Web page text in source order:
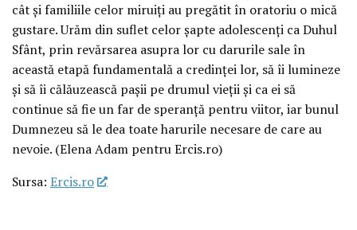
cât și familiile celor miruiți au pregătit în oratoriu o mică
gustare. Urăm din suflet celor șapte adolescenți ca Duhul
Sfânt, prin revărsarea asupra lor cu darurile sale în
această etapă fundamentală a credinței lor, să îi lumineze
și să îi călăuzească pașii pe drumul vieții și ca ei să
continue să fie un far de speranță pentru viitor, iar bunul
Dumnezeu să le dea toate harurile necesare de care au
nevoie. (Elena Adam pentru Ercis.ro)
Sursa: Ercis.ro